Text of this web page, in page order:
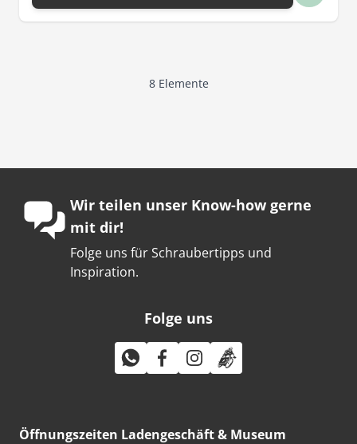
8Elemente
Wir teilen unser Know-how gerne
mit dir!
Folge uns für Schraubertipps und
Inspiration.
Folge uns
Öffnungszeiten Ladengeschäft & Museum